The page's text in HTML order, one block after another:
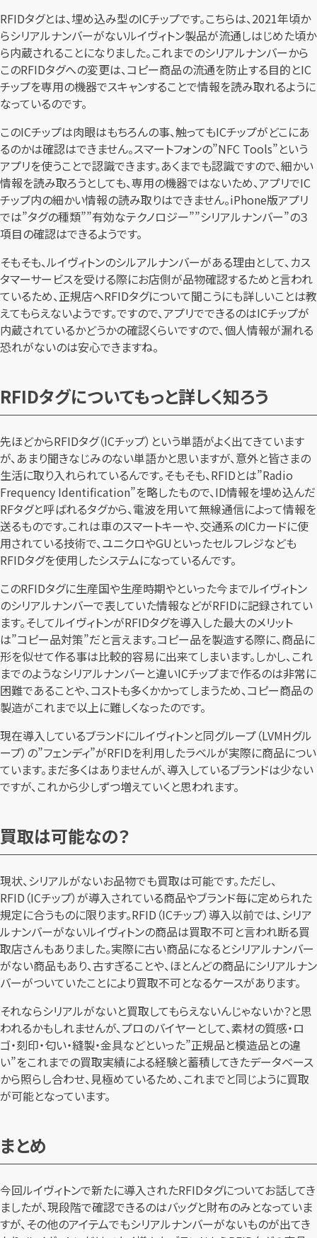
RFIDタグとは、埋め込み型のICチップです。こちらは、2021年頃か
らシリアルナンバーがないルイヴィトン製品が流通しはじめた頃か
ら内蔵されることになりました。これまでのシリアルナンバーから
このRFIDタグへの変更は、コピー商品の流通を防止する目的とIC
チップを専用の機器でスキャンすることで情報を読み取れるように
なっているのです。
このICチップは肉眼はもちろんの事、触ってもICチップがどこにあ
るのかは確認はできません。スマートフォンの”NFC Tools”という
アプリを使うことで認識できます。あくまでも認識ですので、細かい
情報を読み取ろうとしても、専用の機器ではないため、アプリでIC
チップ内の細かい情報の読み取りはできません。iPhone版アプリ
では”タグの種類””有効なテクノロジー””シリアルナンバー”の３
項目の確認はできるようです。
そもそも、ルイヴィトンのシルアルナンバーがある理由として、カス
タマーサービスを受ける際にお店側が品物確認するためと言われ
ているため、正規店へRFIDタグについて聞こうにも詳しいことは教
えてもらえないようです。ですので、アプリでできるのはICチップが
内蔵されているかどうかの確認くらいですので、個人情報が漏れる
恐れがないのは安心できますね。
RFIDタグについてもっと詳しく知ろう
先ほどからRFIDタグ（ICチップ）という単語がよく出てきています
が、あまり聞きなじみのない単語かと思いますが、意外と皆さまの
生活に取り入れられているんです。そもそも、RFIDとは”Radio
Frequency Identification”を略したもので、ID情報を埋め込んだ
RFタグと呼ばれるタグから、電波を用いて無線通信によって情報を
送るものです。これは車のスマートキーや、交通系のICカードに使
用されている技術で、ユニクロやGUといったセルフレジなども
RFIDタグを使用したシステムになっているんです。
このRFIDタグに生産国や生産時期やといった今までルイヴィトン
のシリアルナンバーで表していた情報などがRFIDに記録されてい
ます。そしてルイヴィトンがRFIDタグを導入した最大のメリット
は”コピー品対策”だと言えます。コピー品を製造する際に、商品に
形を似せて作る事は比較的容易に出来てしまいます。しかし、これ
までのようなシリアルナンバーと違いICチップまで作るのは非常に
困難であることや、コストも多くかかってしまうため、コピー商品の
製造がこれまで以上に難しくなったのです。
現在導入しているブランドにルイヴィトンと同グループ（LVMHグル
ープ）の”フェンディ”がRFIDを利用したラベルが実際に商品につい
ています。まだ多くはありませんが、導入しているブランドは少ない
ですが、これから少しずつ増えていくと思われます。
買取は可能なの？
現状、シリアルがないお品物でも買取は可能です。ただし、
RFID（ICチップ）が導入されている商品やブランド毎に定められた
規定に合うものに限ります。RFID（ICチップ）導入以前では、シリア
ルナンバーがないルイヴィトンの商品は買取不可と言われ断る買
取店さんもありました。実際に古い商品になるとシリアルナンバー
がない商品もあり、古すぎることや、ほとんどの商品にシリアルナン
バーがついていたことにより買取不可となるケースがあります。
それならシリアルがないと買取してもらえないんじゃないか？と思
われるかもしれませんが、プロのバイヤーとして、素材の質感・ロ
ゴ・刻印・匂い・縫製・金具などといった”正規品と模造品との違
い”をこれまでの買取実績による経験と蓄積してきたデータベース
から照らし合わせ、見極めているため、これまでと同じように買取
が可能となっています。
まとめ
今回ルイヴィトンで新たに導入されたRFIDタグについてお話してき
ましたが、現段階で確認できるのはバッグと財布のみとなっていま
すが、その他のアイテムでもシリアルナンバーがないものが出てき